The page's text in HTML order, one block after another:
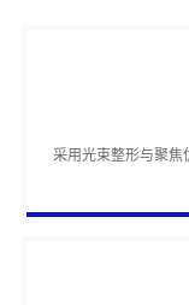
采用光束整形与聚